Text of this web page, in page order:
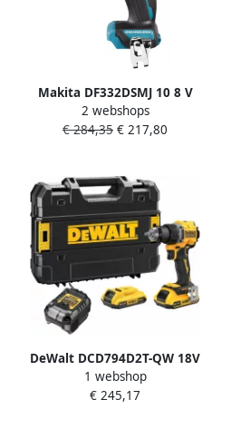
Makita DF332DSMJ 10 8 V
Boor- schroefmachine 4 0Ah
in Mbox DF332DSMJ
2 webshops
€ 284,35 € 217,80
DeWalt DCD794D2T-QW 18V
XR BL Accu Schroef-
boormachine | in TSTAK | 2x
1 webshop
€ 245,17